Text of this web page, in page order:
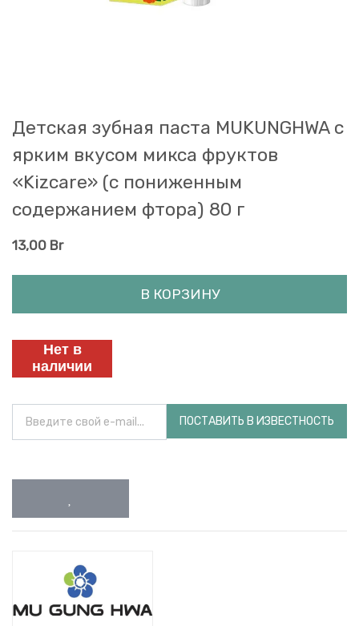
Детская зубная паста MUKUNGHWA с
ярким вкусом микса фруктов
«Kizcare» (с пониженным
содержанием фтора) 80 г
13,00 Br
В КОРЗИНУ
Нет в
наличии
ПОСТАВИТЬ В ИЗВЕСТНОСТЬ